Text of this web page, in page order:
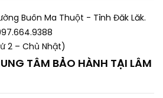
Buôn Ma Thuột - Tỉnh Đăk Lăk.
2 – Chủ Nhật)
TÂM BẢO HÀNH TẠI LÂM